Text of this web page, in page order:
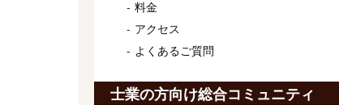
料金
アクセス
よくあるご質問
士業の方向け総合コミュニティ